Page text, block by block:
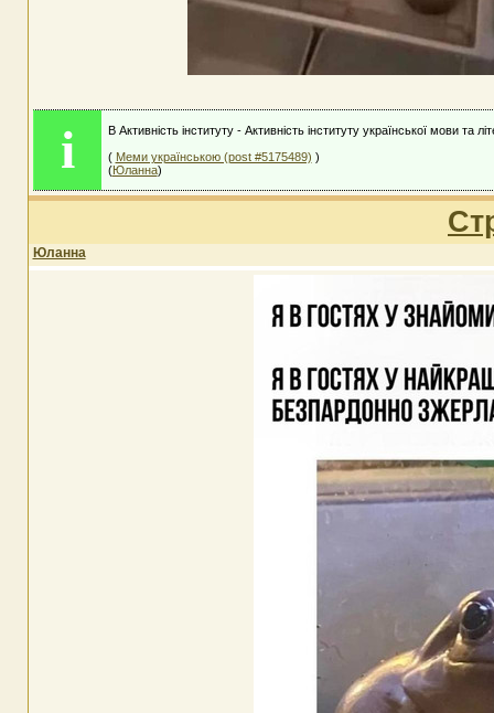
i
В Активність інституту - Активність інституту української мови та
( Меми українською (post #5175489) )
(Юланна)
Юланна